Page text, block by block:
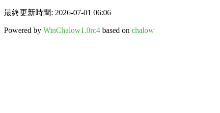
最終更新時間: 2026-07-01 06:06
Powered by WinChalow1.0rc4 based on chalow